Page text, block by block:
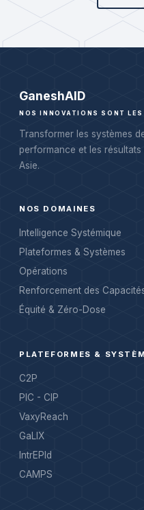
GaneshAID
NOS INNOVATIONS SONT LES
Transformer les systèmes
performance et les
Asie.
NOS DOMAINES
Intelligence Systémique
Plateformes & Systèmes
Opérations
Renforcement des
Équité & Zéro-Dose
PLATEFORMES &
C2P
PIC - CIP
VaxyReach
GaLIX
IntrEPId
CAMPS